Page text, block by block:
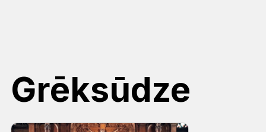
Grēksūdze